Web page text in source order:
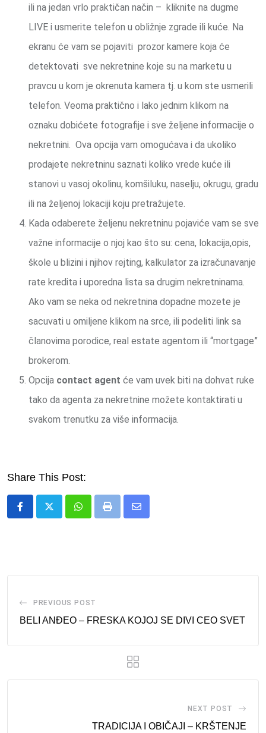
ili na jedan vrlo praktičan način – kliknite na dugme
LIVE i usmerite telefon u obližnje zgrade ili kuće. Na
ekranu će vam se pojaviti prozor kamere koja će
detektovati sve nekretnine koje su na marketu u
pravcu u kom je okrenuta kamera tj. u kom ste usmerili
telefon. Veoma praktično i lako jednim klikom na
oznaku dobićete fotografije i sve željene informacije o
nekretnini. Ova opcija vam omogućava i da ukoliko
prodajete nekretninu saznati koliko vrede kuće ili
stanovi u vasoj okolinu, komšiluku, naselju, okrugu, gradu
ili na željenoj lokaciji koju pretražujete.
Kada odaberete željenu nekretninu pojaviće vam se sve
važne informacije o njoj kao što su: cena, lokacija,opis,
škole u blizini i njihov rejting, kalkulator za izračunavanje
rate kredita i uporedna lista sa drugim nekretninama.
Ako vam se neka od nekretnina dopadne mozete je
sacuvati u omiljene klikom na srce, ili podeliti link sa
članovima porodice, real estate agentom ili “mortgage”
brokerom.
Opcija contact agent će vam uvek biti na dohvat ruke
tako da agenta za nekretnine možete kontaktirati u
svakom trenutku za više informacija.
Share This Post:
WhatsappPrint
Share
PREVIOUS POST
BELI ANĐEO – FRESKA KOJOJ SE DIVI CEO SVET
NEXT POST
TRADICIJA I OBIČAJI – KRŠTENJE